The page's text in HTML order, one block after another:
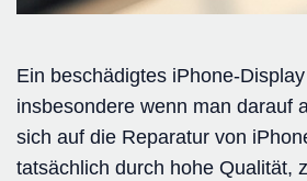
Ein beschädigtes iPhone-
insbesondere wenn man darauf
sich auf die Reparatur von
tatsächlich durch hohe Qualität,